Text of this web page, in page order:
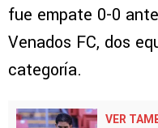
fue empate 0-0
Venados FC, dos
categoría.
VER